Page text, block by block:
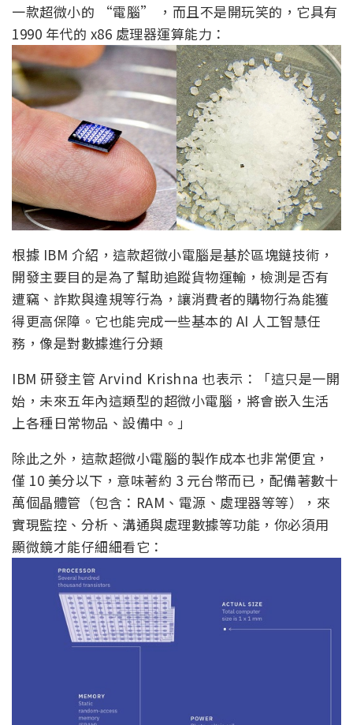
一款超微小的 “電腦” ，而且不是開玩笑的，它具有
1990 年代的 x86 處理器運算能力：
根據 IBM 介紹，這款超微小電腦是基於區塊鏈技術，
開發主要目的是為了幫助追蹤貨物運輸，檢測是否有
遭竊、詐欺與違規等行為，讓消費者的購物行為能獲
得更高保障。它也能完成一些基本的 AI 人工智慧任
務，像是對數據進行分類
IBM 研發主管 Arvind Krishna 也表示：「這只是一開
始，未來五年內這類型的超微小電腦，將會嵌入生活
上各種日常物品、設備中。」
除此之外，這款超微小電腦的製作成本也非常便宜，
僅 10 美分以下，意味著約 3 元台幣而已，配備著數十
萬個晶體管（包含：RAM、電源、處理器等等），來
實現監控、分析、溝通與處理數據等功能，你必須用
顯微鏡才能仔細細看它：